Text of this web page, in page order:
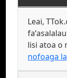
Leai,
lisi atoa o
nofoaga